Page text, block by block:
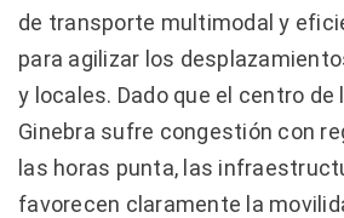
de transporte multimodal y
para agilizar los
y locales. Dado que el centro de
Ginebra sufre congestión con
las horas punta, las
favorecen claramente la